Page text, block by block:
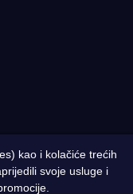
| Designed by
kao i kolačiće trećih
svoje usluge i